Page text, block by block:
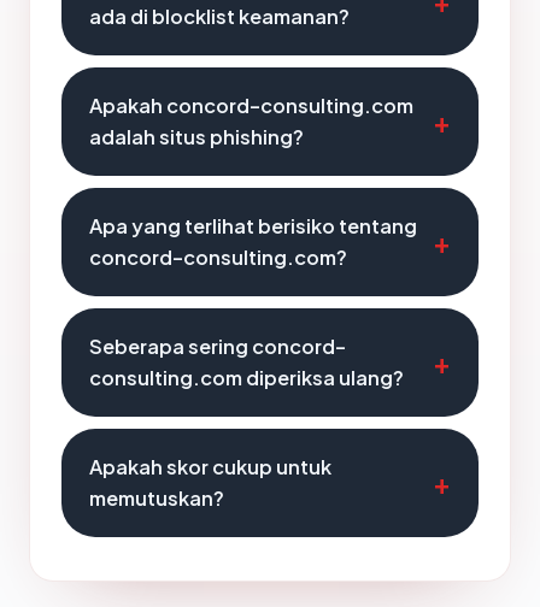
ada di blocklist keamanan?
Apakah concord-consulting.com
adalah situs phishing?
Apa yang terlihat berisiko tentang
concord-consulting.com?
Seberapa sering concord-
consulting.com diperiksa ulang?
Apakah skor cukup untuk
memutuskan?